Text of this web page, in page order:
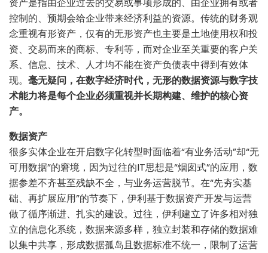
资产是指由企业过去的交易或事项形成的、由企业拥有或者
控制的、预期会给企业带来经济利益的资源。传统的财务观
念重视有形资产，仅有的无形资产也主要是土地使用权和投
资、交易而来的商标、专利等，而对企业至关重要的客户关
系、信息、技术、人才均不能在资产负债表中得到有效体
现。 毫无疑问，在数字经济时代，无形的数据资源与数字技
术能力将是每个企业必须重视并长期构建、维护的核心资
产。
数据资产
很多实体企业在开启数字化转型时面临着“有业务活动”却“无
可用数据”的窘境，因为过往的IT思想是“烟囱式”的应用，数
据参差不齐甚至残缺不全，与业务运营脱节。在“先夯实基
础、再扩展应用”的节奏下，伊利基于数据资产开发与运营
做了循序渐进、扎实的建设。过往，伊利建立了许多相对独
立的信息化系统，数据来源多样，独立封装和存储的数据难
以集中共享，形成数据孤岛且数据标准不统一，限制了运营